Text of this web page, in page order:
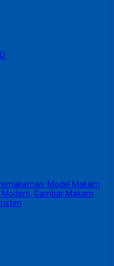
Model Makam
Gambar Makam